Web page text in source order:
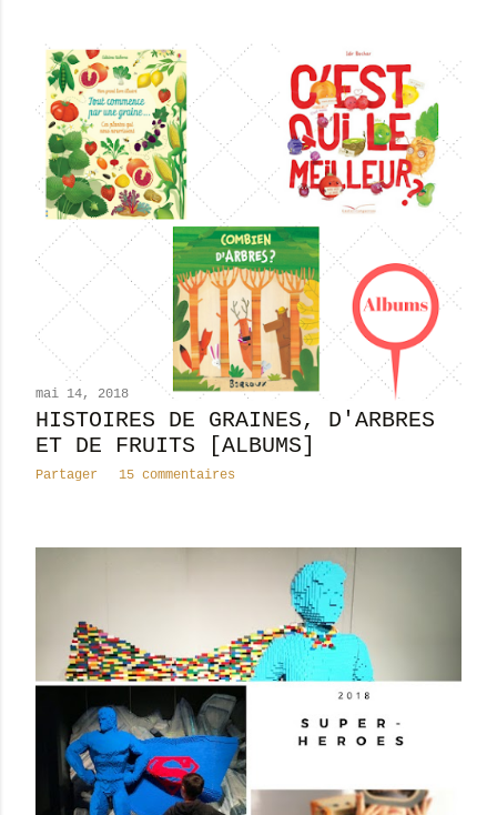
mai 14, 2018
HISTOIRES DE GRAINES, D'ARBRES
ET DE FRUITS [ALBUMS]
Partager 15 commentaires